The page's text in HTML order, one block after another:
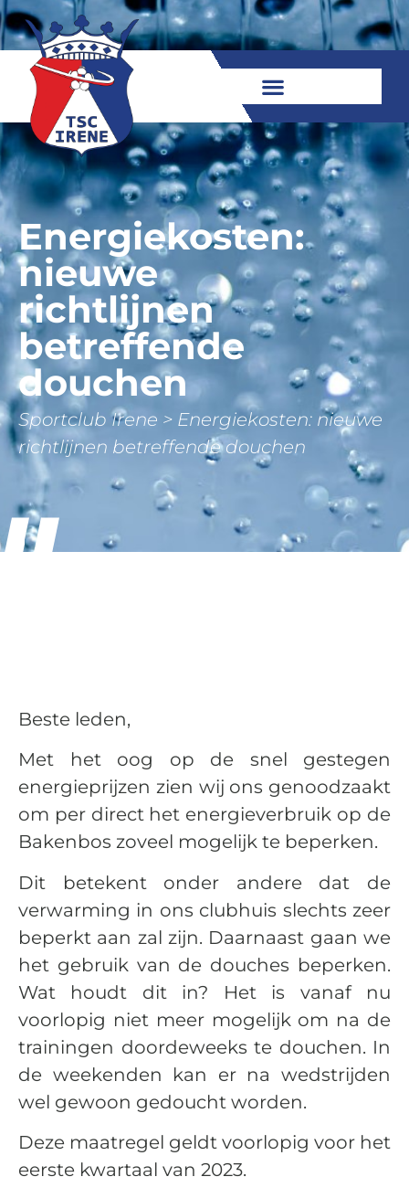
Energiekosten:
nieuwe
richtlijnen
betreffende
douchen
Sportclub Irene > Energiekosten: nieuwe
richtlijnen betreffende douchen
Beste leden,
Met het oog op de snel gestegen
energieprijzen zien wij ons genoodzaakt
om per direct het energieverbruik op de
Bakenbos zoveel mogelijk te beperken.
Dit betekent onder andere dat de
verwarming in ons clubhuis slechts zeer
beperkt aan zal zijn. Daarnaast gaan we
het gebruik van de douches beperken.
Wat houdt dit in? Het is vanaf nu
voorlopig niet meer mogelijk om na de
trainingen doordeweeks te douchen. In
de weekenden kan er na wedstrijden
wel gewoon gedoucht worden.
Deze maatregel geldt voorlopig voor het
eerste kwartaal van 2023.